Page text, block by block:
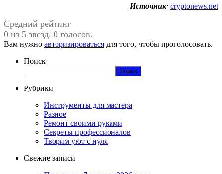
Источник: cryptonews.net
Средний рейтинг
0 из 5 звезд. 0 голосов.
Вам нужно авторизироваться для того, чтобы проголосовать.
Поиск
Поиск
Рубрики
Инструменты для мастера
Разное
Ремонт своими руками
Секреты профессионалов
Творим уют с нуля
Свежие записи